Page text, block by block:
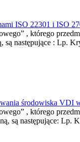
ISO 22301 i ISO
, którego
następujące : Lp.
środowiska VDI
, którego
następujące: Lp.